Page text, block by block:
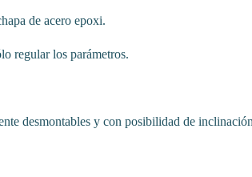
de acero epoxi.
regular los parámetros.
desmontables y con posibilidad de